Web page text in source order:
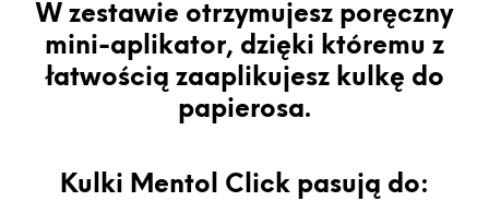
W zestawie otrzymujesz poręczny
mini-aplikator, dzięki któremu z
łatwością zaaplikujesz kulkę do
papierosa.
Kulki Mentol Click pasują do: